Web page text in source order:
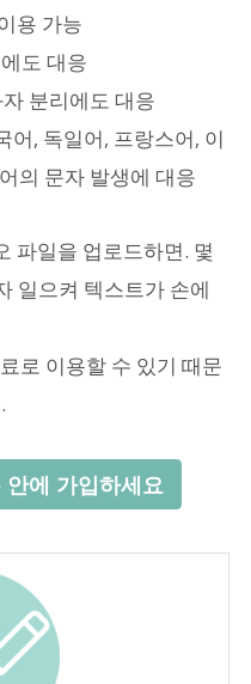
용 가능
도 대응
분리에도 대응
어, 독일어, 프랑스어, 이
의 문자 발생에 대응
파일을 업로드하면. 몇
일으켜 텍스트가 손에
로 이용할 수 있기 때문
에 가입하세요